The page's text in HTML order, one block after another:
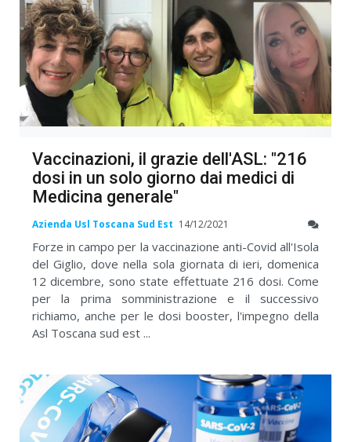
Vaccinazioni, il grazie dell'ASL: "216
dosi in un solo giorno dai medici di
Medicina generale"
Azienda Usl Toscana Sud Est 14/12/2021
Forze in campo per la vaccinazione anti-Covid all'Isola
del Giglio, dove nella sola giornata di ieri, domenica
12 dicembre, sono state effettuate 216 dosi. Come
per la prima somministrazione e il successivo
richiamo, anche per le dosi booster, l'impegno della
Asl Toscana sud est ...